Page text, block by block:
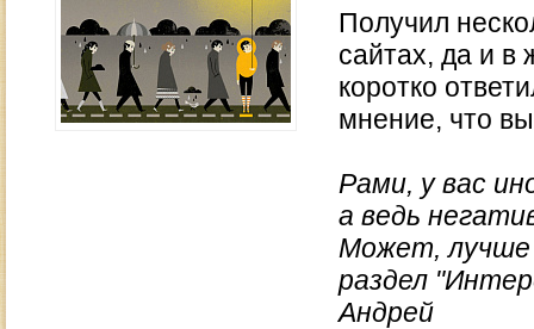
Получил
сайтах, да и в
коротко
мнение, что
Рами, у вас
а ведь
Может, лучше
раздел
Андрей